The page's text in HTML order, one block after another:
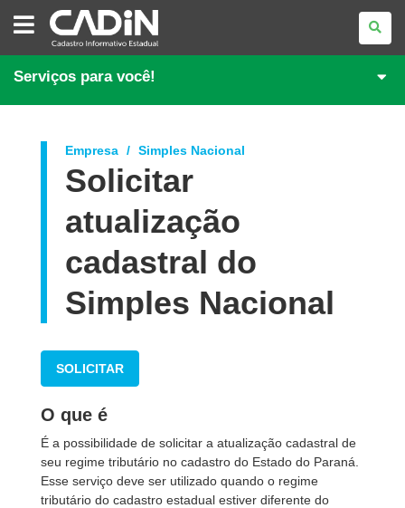
CADASTRO
INFORMATIVO
ESTADUAL
Serviços para você!
Empresa Simples Nacional
Solicitar
atualização
cadastral do
Simples Nacional
SOLICITAR
O que é
É a possibilidade de solicitar a atualização cadastral de
seu regime tributário no cadastro do Estado do Paraná.
Esse serviço deve ser utilizado quando o regime
tributário do cadastro estadual estiver diferente do